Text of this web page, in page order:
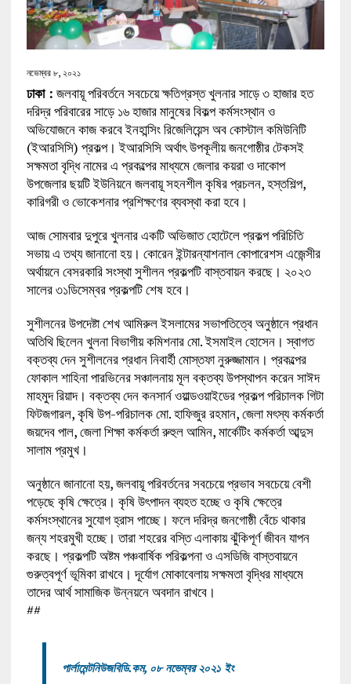
নভেম্বর ৮, ২০২১
ঢাকা : জলবায়ূ পরিবর্তনে সবচেয়ে ক্ষতিগ্রস্ত খুলনার সাড়ে ৩ হাজার হত
দরিদ্র পরিবারের সাড়ে ১৬ হাজার মানুষের বিকল্প কর্মসংস্থান ও
অভিযোজনে কাজ করবে ইনহান্সিং রিজেলিয়েন্স অব কোস্টাল কমিউনিটি
(ইআরসিসি) প্রকল্প। ইআরসিসি অর্থাৎ উপকূলীয় জনগোষ্ঠীর টেকসই
সক্ষমতা বৃদ্ধি নামের এ প্রকল্পের মাধ্যমে জেলার কয়রা ও দাকোপ
উপজেলার ছয়টি ইউনিয়নে জলবায়ূ সহনশীল কৃষির প্রচলন, হস্তশিল্প,
কারিগরী ও ভোকেশনার প্রশিক্ষণের ব্যবস্থা করা হবে।
আজ সোমবার দুপুরে খুলনার একটি অভিজাত হোটেলে প্রকল্প পরিচিতি
সভায় এ তথ্য জানানো হয়। কোরেন ইন্টারন্যাশনাল কোপারেশস এজেন্সীর
অর্থায়নে বেসরকারি সংস্থা সুশীলন প্রকল্পটি বাস্তবায়ন করছে। ২০২৩
সালের ৩১ডিসেম্বর প্রকল্পটি শেষ হবে।
সুশীলনের উপদেষ্টা শেখ আমিরুল ইসলামের সভাপতিত্বে অনুষ্ঠানে প্রধান
অতিথি ছিলেন খুলনা বিভাগীয় কমিশনার মো. ইসমাইল হোসেন। স্বাগত
বক্তব্য দেন সুশীলনের প্রধান নিবার্হী মোস্তফা নুরুজ্জামান। প্রকল্পের
ফোকাল শাহিনা পারভিনের সঞ্চালনায় মূল বক্তব্য উপস্থাপন করেন সাঈদ
মাহমুদ রিয়াদ। বক্তব্য দেন কনসার্ন ওয়াল্ডওয়াইডের প্রকল্প পরিচালক গিটা
ফিটজগারল, কৃষি উপ-পরিচালক মো. হাফিজুর রহমান, জেলা মৎস্য কর্মকর্তা
জয়দেব পাল, জেলা শিক্ষা কর্মকর্তা রুহুল আমিন, মার্কেটিং কর্মকর্তা আব্দুস
সালাম প্রমুখ।
অনুষ্ঠানে জানানো হয়, জলবায়ূ পরিবর্তনের সবচেয়ে প্রভাব সবচেয়ে বেশী
পড়েছে কৃষি ক্ষেত্রে। কৃষি উৎপাদন ব্যহত হচ্ছে ও কৃষি ক্ষেত্রে
কর্মসংস্থানের সুযোগ হ্রাস পাচ্ছে। ফলে দরিদ্র জনগোষ্ঠী বেঁচে থাকার
জন্য শহরমুখী হচ্ছে। তারা শহরের বস্তি এলাকায় ঝুঁকিপূর্ণ জীবন যাপন
করছে। প্রকল্পটি অষ্টম পঞ্চবার্ষিক পরিকল্পনা ও এসডিজি বাস্তবায়নে
গুরুত্বপূর্ণ ভূমিকা রাখবে। দূর্যোগ মোকাবেলায় সক্ষমতা বৃদ্ধির মাধ্যমে
তাদের আর্থ সামাজিক উন্নয়নে অবদান রাখবে।
##
পার্লামেন্টনিউজবিডি.কম, ০৮ নভেম্বর ২০২১ ইং